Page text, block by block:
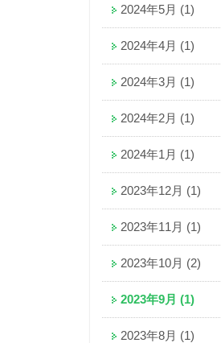
2024年5月 (1)
2024年4月 (1)
2024年3月 (1)
2024年2月 (1)
2024年1月 (1)
2023年12月 (1)
2023年11月 (1)
2023年10月 (2)
2023年9月 (1)
2023年8月 (1)